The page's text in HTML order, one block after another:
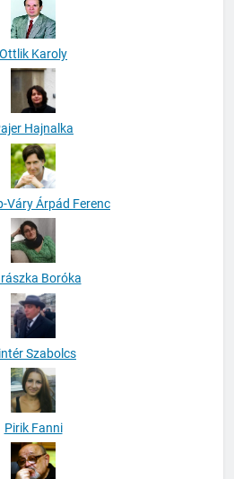
Ottlik Karoly
Hajnalka
Váry Árpád Ferenc
Boróka
Szabolcs
Pirik Fanni